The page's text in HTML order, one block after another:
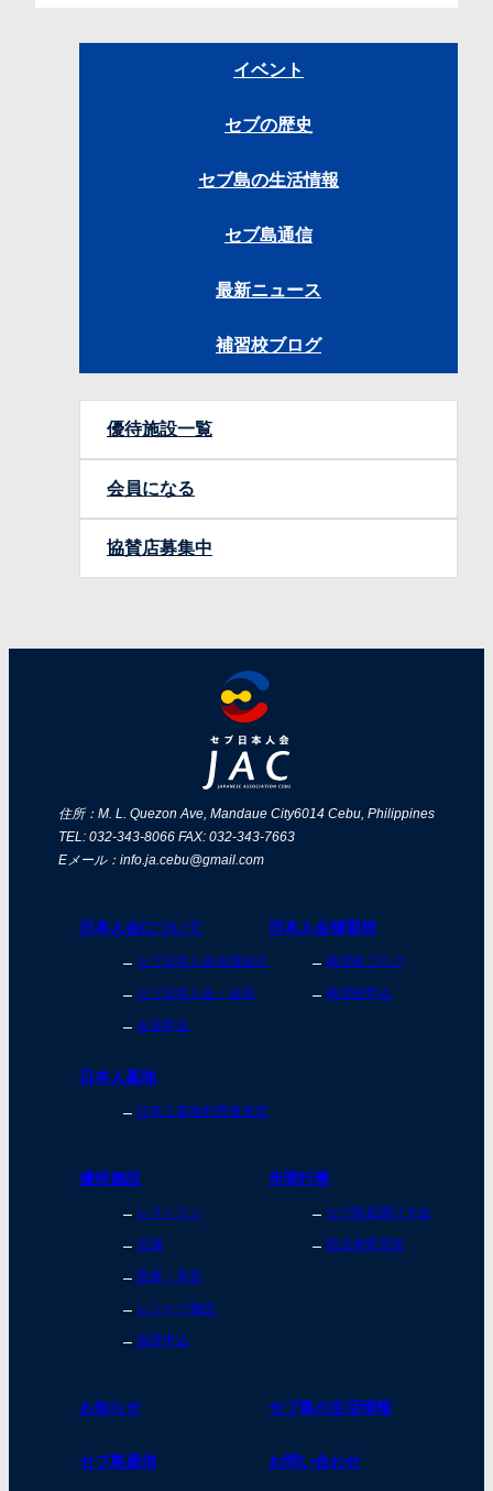
イベント
セブの歴史
セブ島の生活情報
セブ島通信
最新ニュース
補習校ブログ
優待施設一覧
会員になる
協賛店募集中
住所：M. L. Quezon Ave, Mandaue City6014 Cebu, Philippines
TEL: 032-343-8066 FAX: 032-343-7663
Eメール：info.ja.cebu@gmail.com
日本人会について
セブ日本人会役員紹介
セブ日本人会・会則
会員申込
日本人会補習校
補習校ブログ
補習校申込
日本人墓地
日本人墓地利用者規定
優待施設
レストラン
店舗
医療・美容
レジャー施設
協賛申込
年間行事
セブ島盆踊り大会
戦没者慰霊祭
お知らせ セブ島の生活情報
セブ島通信 お問い合わせ